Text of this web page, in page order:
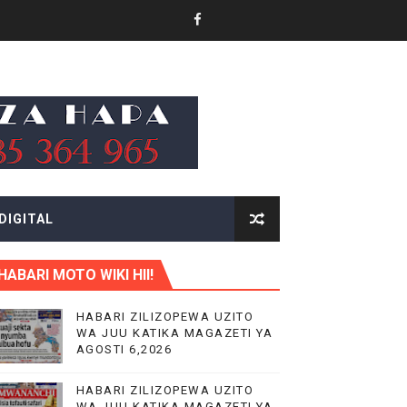
KIKUU CHA NISHATI YA MAFUTA
MOTO WIKI HII!
HABARI ZILIZOPEWA UZITO
WA JUU KATIKA MAGAZETI YA
AGOSTI 6,2026
HABARI ZILIZOPEWA UZITO